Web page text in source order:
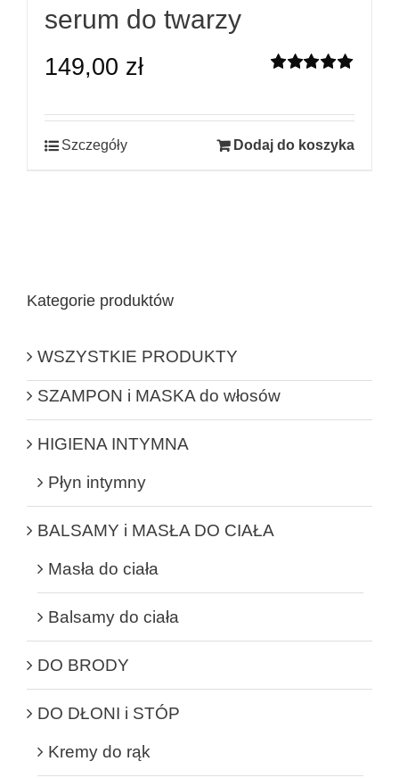
serum do twarzy
149,00 zł
Dodaj do koszyka
Szczegóły
Kategorie produktów
SZAMPON i MASKA do włosów
HIGIENA INTYMNA
Płyn intymny
BALSAMY i MASŁA DO CIAŁA
Masła do ciała
Balsamy do ciała
DO BRODY
DO DŁONI i STÓP
Kremy do rąk
WSZYSTKIE PRODUKTY